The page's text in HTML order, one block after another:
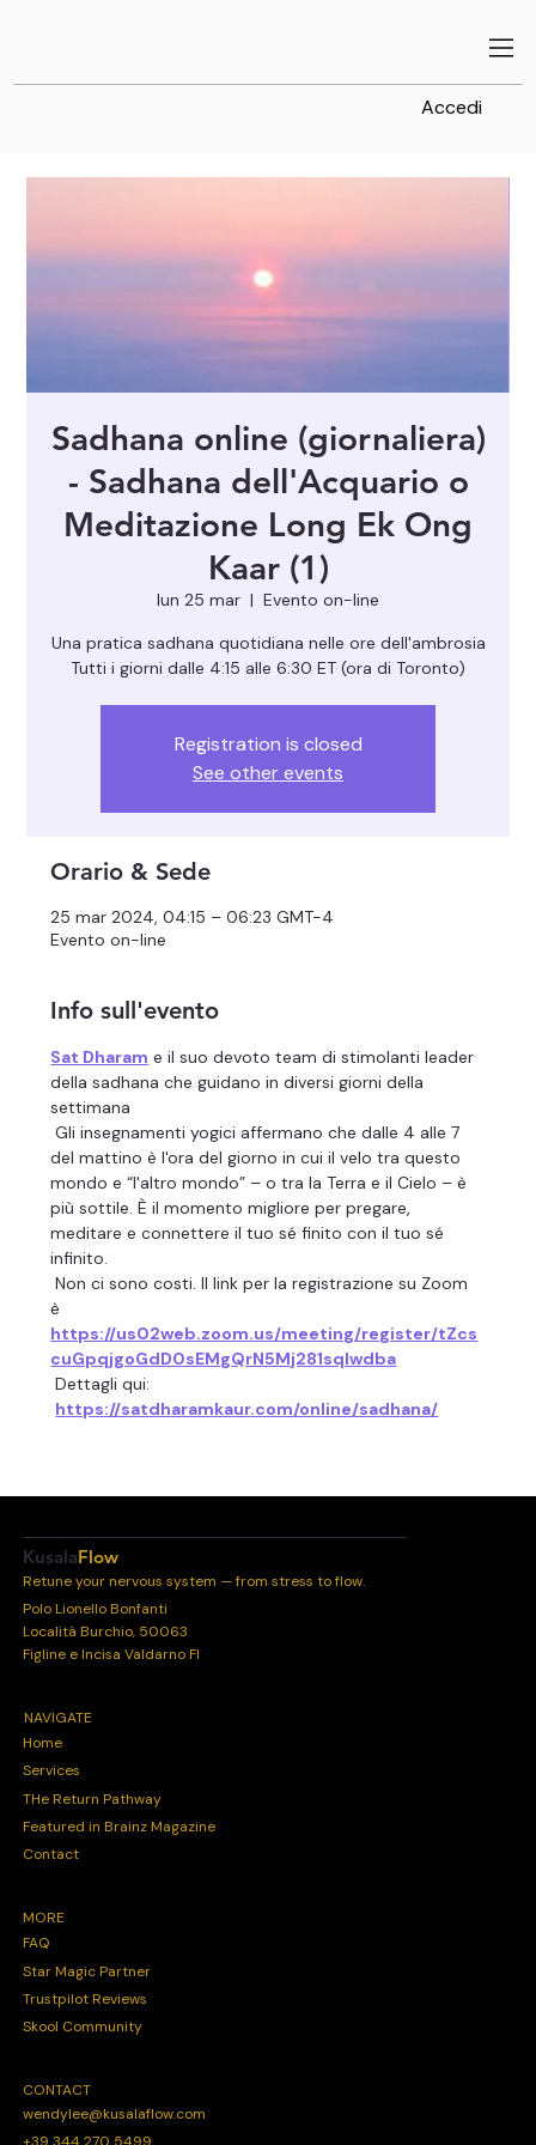
Accedi
Sadhana online (giornaliera)
- Sadhana dell'Acquario o
Meditazione Long Ek Ong
Kaar (1)
lun 25 mar
  |
Evento on-line
Una pratica sadhana quotidiana nelle ore dell'ambrosia
Registration is closed
See other events
Orario & Sede
25 mar 2024, 04:15 – 06:23 GMT-4
Evento on-line
Info sull'evento
Sat Dharam e il suo devoto team di stimolanti leader
della sadhana che guidano in diversi giorni della
settimana
Gli insegnamenti yogici affermano che dalle 4 alle 7
del mattino è l'ora del giorno in cui il velo tra questo
mondo e “l'altro mondo” – o tra la Terra e il Cielo – è
più sottile. È il momento migliore per pregare,
meditare e connettere il tuo sé finito con il tuo sé
infinito.
Non ci sono costi. Il link per la registrazione su Zoom
è
https://us02web.zoom.us/meeting/register/tZcs
cuGpqjgoGdD0sEMgQrN5Mj281sqIwdba
Dettagli qui:
https://satdharamkaur.com/online/sadhana/
KusalaFlow
Retune your nervous system — from stress to flow.
Polo Lionello Bonfanti
Località Burchio, 50063
Figline e Incisa Valdarno FI
NAVIGATE
Home
Services
THe Return Pathway
Featured in Brainz Magazine
Contact
MORE
FAQ
Star Magic Partner
Trustpilot Reviews
Skool Community
CONTACT
wendylee@kusalaflow.com